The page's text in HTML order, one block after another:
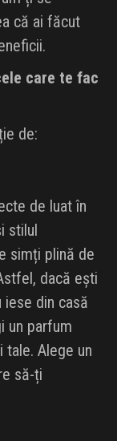
că ai făcut
care te fac
de:
de luat în
stilul
simți plină de
dacă ești
iese din casă
un parfum
Alege un
să-ți